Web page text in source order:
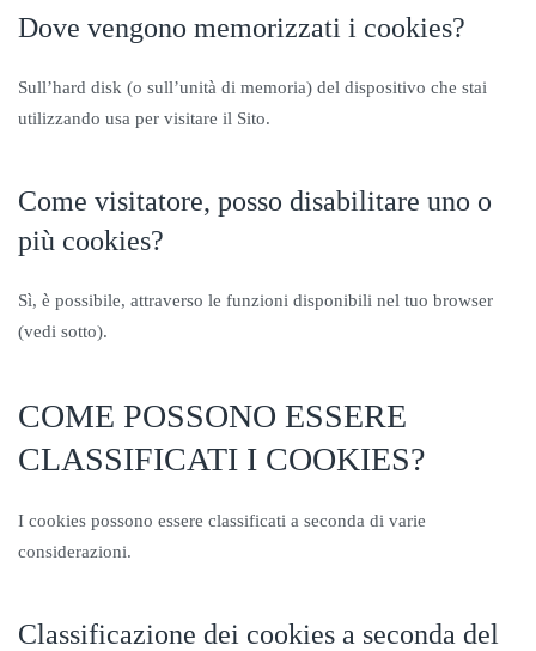
Dove vengono memorizzati i cookies?
Sull’hard disk (o sull’unità di memoria) del dispositivo che stai
utilizzando usa per visitare il Sito.
Come visitatore, posso disabilitare uno o
più cookies?
Sì, è possibile, attraverso le funzioni disponibili nel tuo browser
(vedi sotto).
COME POSSONO ESSERE
CLASSIFICATI I COOKIES?
I cookies possono essere classificati a seconda di varie
considerazioni.
Classificazione dei cookies a seconda del